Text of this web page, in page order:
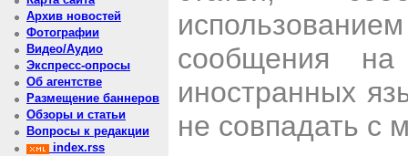
Архив новостей
Фотографии
Видео/Аудио
Экспресс-опросы
Об агентстве
Размещение баннеров
Обзоры и статьи
Вопросы к редакции
index.rss
сообщения
иностранных
не совпадать с